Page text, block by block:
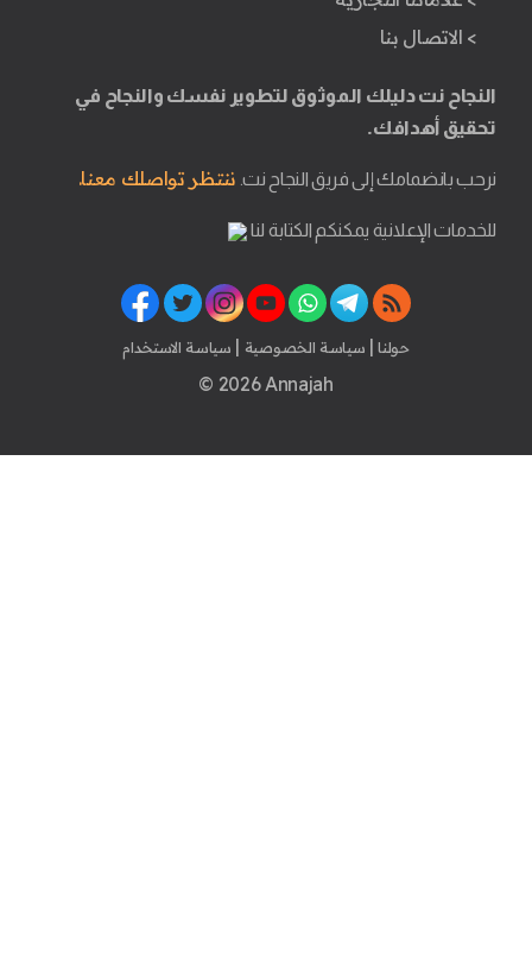
> الاتصال بنا
النجاح نت دليلك الموثوق لتطوير نفسك والنجاح في
تحقيق أهدافك.
نرحب بانضمامك إلى فريق النجاح نت. ننتظر تواصلك معنا.
للخدمات الإعلانية يمكنكم الكتابة لنا
حولنا | سياسة الخصوصية | سياسة الاستخدام
© 2026 Annajah